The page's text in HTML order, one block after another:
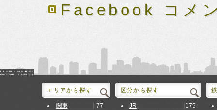
Facebook コメ
エリアから探す
関東
77
区分から探す
JR
175